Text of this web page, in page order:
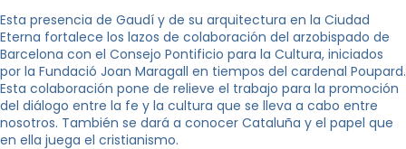
Esta presencia de Gaudí y de su arquitectura en la Ciudad
Eterna fortalece los lazos de colaboración del arzobispado de
Barcelona con el Consejo Pontificio para la Cultura, iniciados
por la Fundació Joan Maragall en tiempos del cardenal Poupard.
Esta colaboración pone de relieve el trabajo para la promoción
del diálogo entre la fe y la cultura que se lleva a cabo entre
nosotros. También se dará a conocer Cataluña y el papel que
en ella juega el cristianismo.